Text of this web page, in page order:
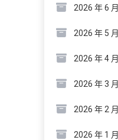
2026 年 6 月
2026 年 5 月
2026 年 4 月
2026 年 3 月
2026 年 2 月
2026 年 1 月